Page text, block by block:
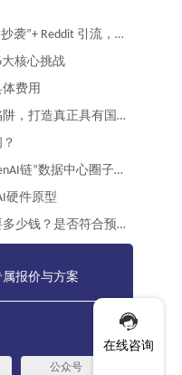
月入44万美金！这个程序员靠“抄袭”+ Reddit 引流，做出了全球爆款健身App
核心挑战
体费用
出海短剧APP开发：避开常见陷阱，打造真正具有国际竞争力的产品
甲骨文等再贷380亿美元，“OpenAI链”数据中心圈子累计负债已达1000亿美元
硬件原型
开发一个海外本地生活APP需要多少钱？是否符合预算？
属报价与方案
公众号
在线咨询